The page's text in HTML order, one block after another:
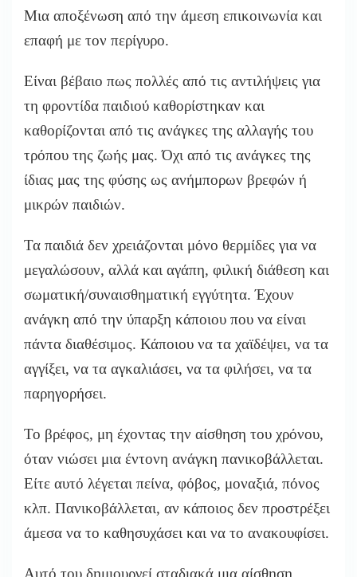
Μια αποξένωση από την άμεση επικοινωνία και
επαφή με τον περίγυρο.
Είναι βέβαιο πως πολλές από τις αντιλήψεις για
τη φροντίδα παιδιού καθορίστηκαν και
καθορίζονται από τις ανάγκες της αλλαγής του
τρόπου της ζωής μας. Όχι από τις ανάγκες της
ίδιας μας της φύσης ως ανήμπορων βρεφών ή
μικρών παιδιών.
Τα παιδιά δεν χρειάζονται μόνο θερμίδες για να
μεγαλώσουν, αλλά και αγάπη, φιλική διάθεση και
σωματική/συναισθηματική εγγύτητα. Έχουν
ανάγκη από την ύπαρξη κάποιου που να είναι
πάντα διαθέσιμος. Κάποιου να τα χαϊδέψει, να τα
αγγίξει, να τα αγκαλιάσει, να τα φιλήσει, να τα
παρηγορήσει.
Το βρέφος, μη έχοντας την αίσθηση του χρόνου,
όταν νιώσει μια έντονη ανάγκη πανικοβάλλεται.
Είτε αυτό λέγεται πείνα, φόβος, μοναξιά, πόνος
κλπ. Πανικοβάλλεται, αν κάποιος δεν προστρέξει
άμεσα να το καθησυχάσει και να το ανακουφίσει.
Αυτό του δημιουργεί σταδιακά μια αίσθηση